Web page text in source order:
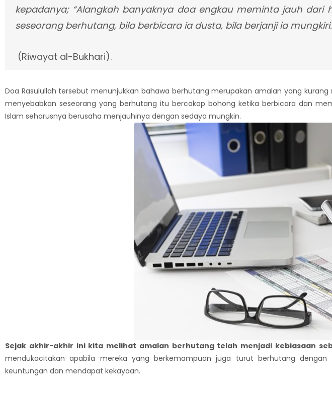
kepadanya; “Alangkah banyaknya doa engkau meminta jauh dari
seseorang berhutang, bila berbicara ia dusta, bila berjanji ia
(Riwayat al-Bukhari).
Doa Rasulullah tersebut menunjukkan bahawa berhutang merupakan amalan yang
menyebabkan seseorang yang berhutang itu bercakap bohong ketika berbicara dan
Islam seharusnya berusaha menjauhinya dengan sedaya mungkin.
Sejak akhir-akhir ini kita melihat amalan berhutang telah menjadi kebiasaan
mendukacitakan apabila mereka yang berkemampuan juga turut berhutang
keuntungan dan mendapat kekayaan.